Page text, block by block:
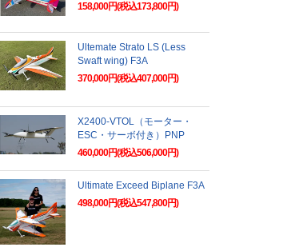
158,000円(税込173,800円)
Ultemate Strato LS (Less
Swaft wing) F3A
370,000円(税込407,000円)
X2400-VTOL（モーター・
ESC・サーボ付き）PNP
460,000円(税込506,000円)
Ultimate Exceed Biplane F3A
498,000円(税込547,800円)